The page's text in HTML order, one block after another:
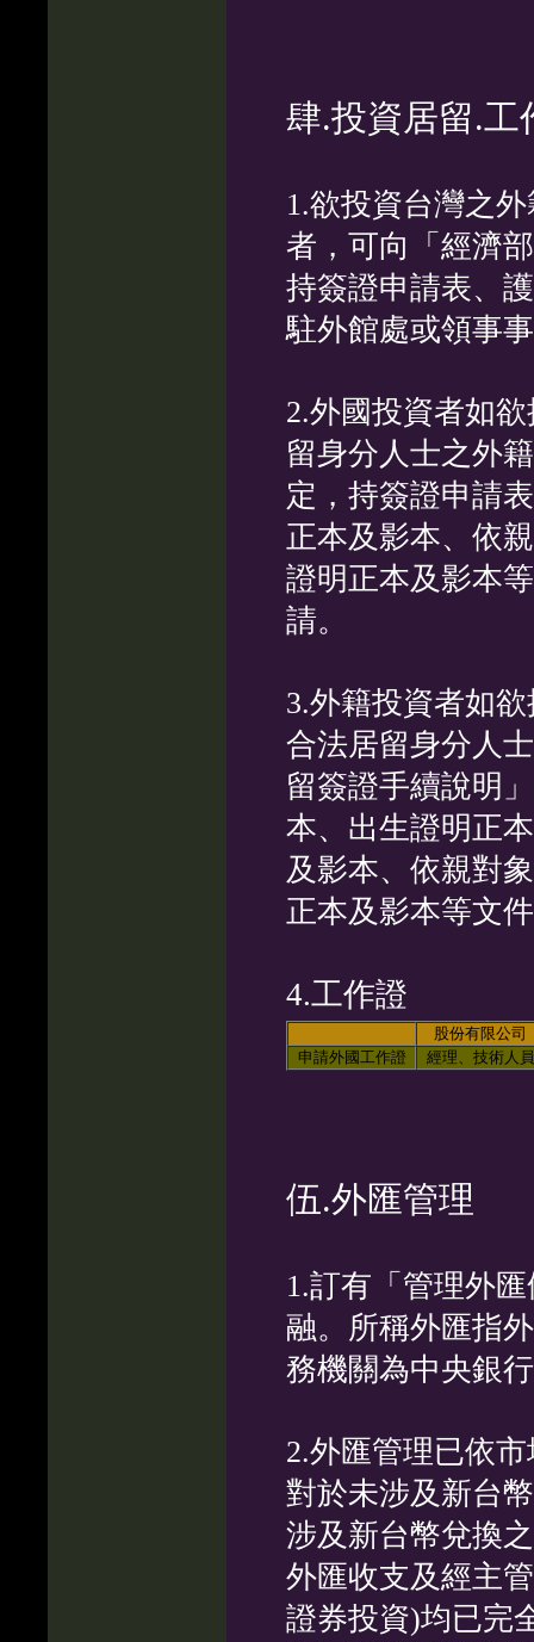
肆.投資居留.工
1.欲投資台灣之
者，可向「經濟
持簽證申請表、
駐外館處或領事
2.外國投資者如
留身分人士之外
定，持簽證申請
正本及影本、依
證明正本及影本
請。
3.外籍投資者如
合法居留身分人
留簽證手續說明
本、出生證明正
及影本、依親對
正本及影本等文
4.工作證
股份有限公司
申請外國工作證
經理、技術人員
伍.外匯管理
1.訂有「管理外
融。所稱外匯指
務機關為中央銀
2.外匯管理已依
對於未涉及新台
涉及新台幣兌換
外匯收支及經主
證券投資)均已完